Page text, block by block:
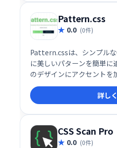
Pattern.css
0.0 (0件)
Pattern.cssは、シンプル
に美しいパターンを簡単に
のデザインにアクセントを
間を演出したい方におす
ので、手軽に導入できます
詳し
CSS Scan Pro
0.0 (0件)